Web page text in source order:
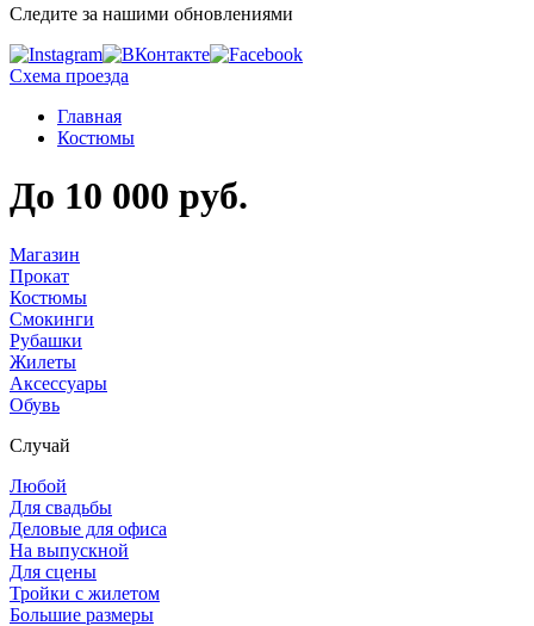
Следите за нашими обновлениями
Схема проезда
Главная
Костюмы
До 10 000 руб.
Магазин
Прокат
Костюмы
Смокинги
Рубашки
Жилеты
Аксессуары
Обувь
Случай
Любой
Для свадьбы
Деловые для офиса
На выпускной
Для сцены
Тройки с жилетом
Большие размеры